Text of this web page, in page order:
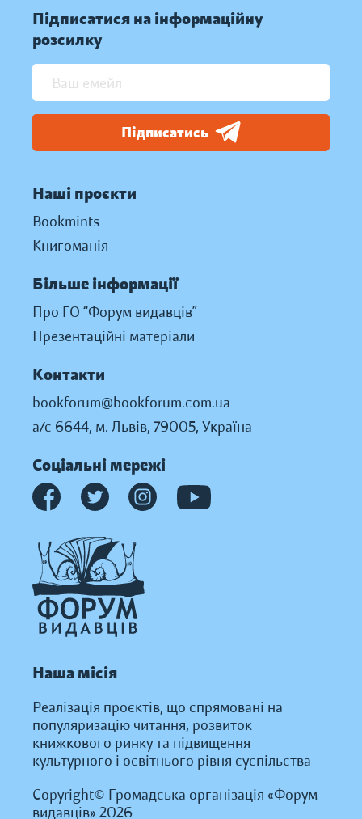
Підписатися на інформаційну
розсилку
Підписатись
Наші проєкти
Bookmints
Книгоманія
Більше інформації
Про ГО “Форум видавців”
Презентаційні матеріали
Контакти
bookforum@bookforum.com.ua
а/с 6644, м. Львів, 79005, Україна
Соціальні мережі
Наша місія
Реалізація проєктів, що спрямовані на
популяризацію читання, розвиток
книжкового ринку та підвищення
культурного і освітнього рівня суспільства
Copyright© Громадська організація «Форум
видавців» 2026